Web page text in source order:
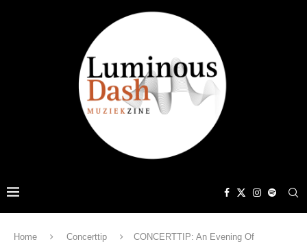
Home Concerttip
CONCERTTIP: An Evening Of